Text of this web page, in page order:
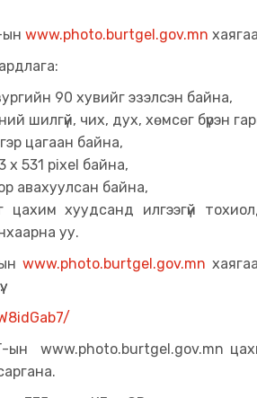
ын www.photo.burtgel.gov.mn
90 хувийг эзэлсэн байна,
шилгүй, чих, дух, хөмсөг бүрэн
цагаан байна,
х 531 pixel байна,
авахуулсан байна,
цахим хуудсанд илгээгүй
уу.
www.photo.burtgel.gov.mn
ын www.photo.burtgel.gov.mn